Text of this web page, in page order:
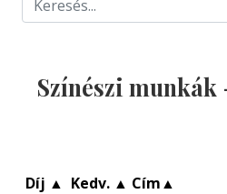
Színészi munkák
Díj ▲ Kedv. ▲ Cím▲